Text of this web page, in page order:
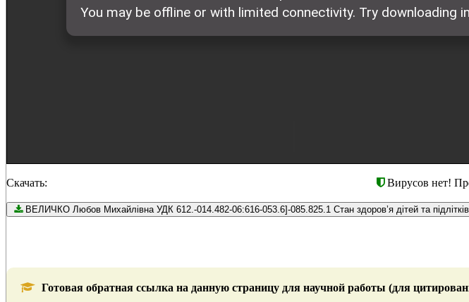
Вирусов нет!
Скачать:
Готовая обратная ссылка на данную страницу для научной работы (для